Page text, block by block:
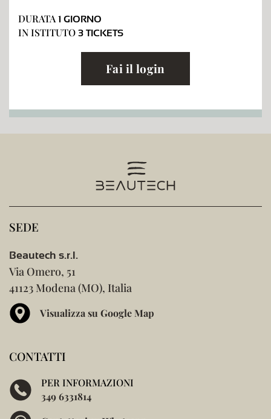
DURATA 1 GIORNO
IN ISTITUTO 3 TICKETS
Fai il login
SEDE
Beautech s.r.l.
Via Omero, 51
41123 Modena (MO), Italia
Visualizza su Google Map
CONTATTI
PER INFORMAZIONI
349 6331814